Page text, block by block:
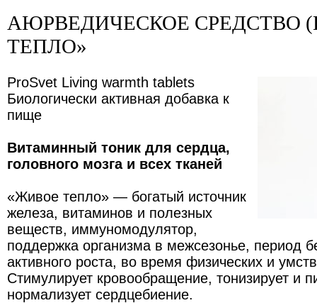
АЮРВЕДИЧЕСКОЕ СРЕДСТВО
ТЕПЛО»
ProSvet Living warmth tablets
Биологически активная добавка к
пище
Витаминный тоник для сердца,
головного мозга и всех тканей
«Живое тепло» — богатый источник
железа, витаминов и полезных
веществ, иммуномодулятор,
поддержка организма в межсезонье, период
активного роста, во время физических и
Стимулирует кровообращение, тонизирует и
нормализует сердцебиение.